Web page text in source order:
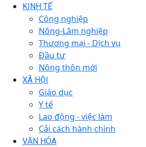
KINH TẾ
Công nghiệp
Nông-Lâm nghiệp
Thương mại - Dịch vụ
Đầu tư
Nông thôn mới
XÃ HỘI
Giáo dục
Y tế
Lao động - việc làm
Cải cách hành chính
VĂN HÓA